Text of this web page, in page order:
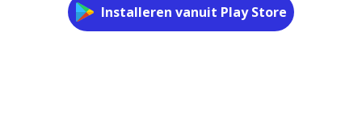
Installeren vanuit Play Store